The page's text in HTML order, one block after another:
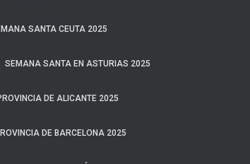
SANTA CEUTA 2025
SEMANA SANTA EN ASTURIAS 2025
DE ALICANTE 2025
DE BARCELONA 2025